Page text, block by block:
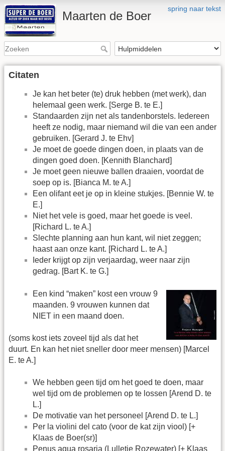
spring naar tekst
Maarten de Boer
Citaten
Je kan het beter (te) druk hebben (met werk), dan
helemaal geen werk. [Serge B. te E.]
Standaarden zijn net als tandenborstels. Iedereen
heeft ze nodig, maar niemand wil die van een ander
gebruiken. [Gerard J. te Ehv]
Je moet de goede dingen doen, in plaats van de
dingen goed doen. [Kennith Blanchard]
Je moet geen nieuwe ballen draaien, voordat de
soep op is. [Bianca M. te A.]
Een olifant eet je op in kleine stukjes. [Bennie W. te
E.]
Niet het vele is goed, maar het goede is veel.
[Richard L. te A.]
Slechte planning aan hun kant, wil niet zeggen;
haast aan onze kant. [Richard L. te A.]
Ieder krijgt op zijn verjaardag, weer naar zijn
gedrag. [Bart K. te G.]
Een kind “maken” kost een vrouw 9
maanden. 9 vrouwen kunnen dat
NIET in een maand doen.
(soms kost iets zoveel tijd als dat het
duurt. En kan het niet sneller door meer mensen) [Marcel
E. te A.]
We hebben geen tijd om het goed te doen, maar
wel tijd om de problemen op te lossen [Arend D. te
L.]
De motivatie van het personeel [Arend D. te L.]
Per la violini del cato (voor de kat zijn viool) [+
Klaas de Boer(sr)]
Penus aqua rosaria (Lulletje Rozewater) [+ Klaas